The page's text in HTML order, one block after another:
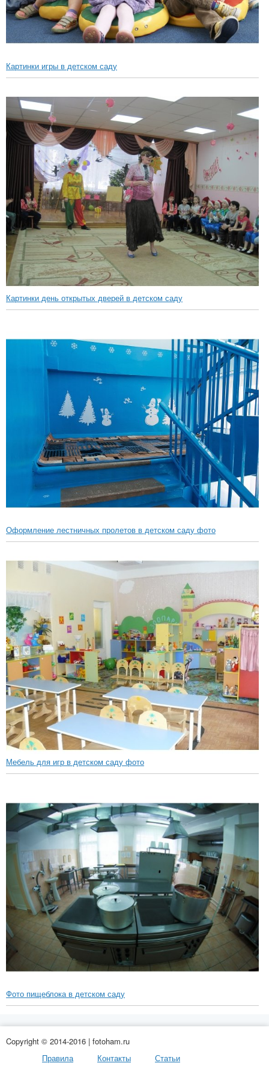
Картинки игры в детском саду
Картинки день открытых дверей в детском саду
Оформление лестничных пролетов в детском саду фото
Мебель для игр в детском саду фото
Фото пищеблока в детском саду
Copyright © 2014-2016 | fotoham.ru
Правила
Контакты Статьи